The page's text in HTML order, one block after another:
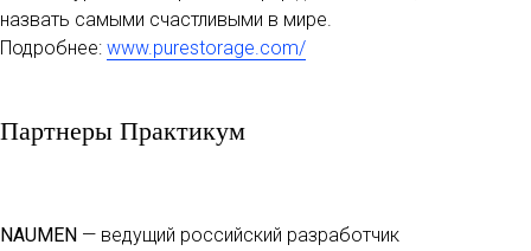
назвать самыми счастливыми в мире.
Подробнее: www.purestorage.com/
Партнеры Практикум
NAUMEN — ведущий российский разработчик